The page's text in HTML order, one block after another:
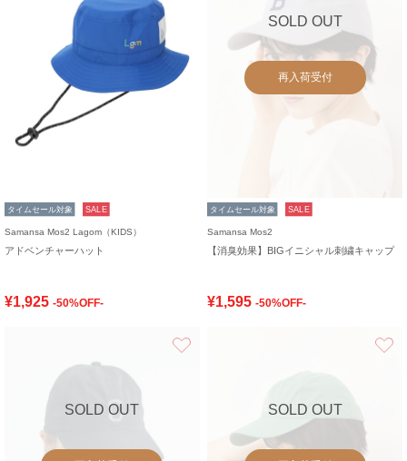
タイムセール対象 SALE
Samansa Mos2 Lagom（KIDS）
アドベンチャーハット
¥1,925 -50%OFF-
SOLD OUT
再入荷受付
タイムセール対象 SALE
Samansa Mos2
【消臭効果】BIGイニシャル刺繍キャップ
¥1,595 -50%OFF-
SOLD OUT SOLD OUT